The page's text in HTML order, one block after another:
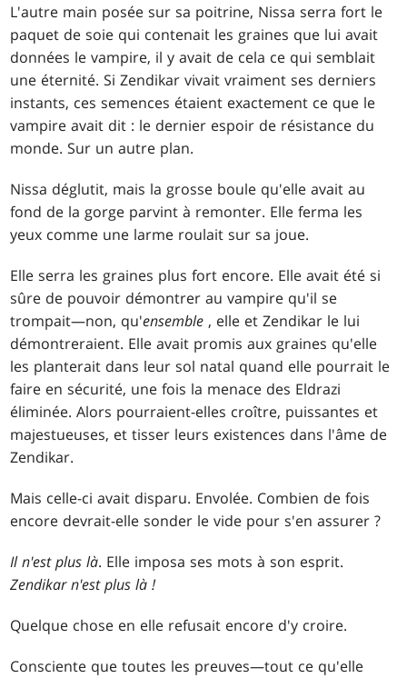
L'autre main posée sur sa poitrine, Nissa serra fort le
paquet de soie qui contenait les graines que lui avait
données le vampire, il y avait de cela ce qui semblait
une éternité. Si Zendikar vivait vraiment ses derniers
instants, ces semences étaient exactement ce que le
vampire avait dit : le dernier espoir de résistance du
monde. Sur un autre plan.
Nissa déglutit, mais la grosse boule qu'elle avait au
fond de la gorge parvint à remonter. Elle ferma les
yeux comme une larme roulait sur sa joue.
Elle serra les graines plus fort encore. Elle avait été si
sûre de pouvoir démontrer au vampire qu'il se
trompait—non, qu'ensemble , elle et Zendikar le lui
démontreraient. Elle avait promis aux graines qu'elle
les planterait dans leur sol natal quand elle pourrait le
faire en sécurité, une fois la menace des Eldrazi
éliminée. Alors pourraient-elles croître, puissantes et
majestueuses, et tisser leurs existences dans l'âme de
Zendikar.
Mais celle-ci avait disparu. Envolée. Combien de fois
encore devrait-elle sonder le vide pour s'en assurer ?
Il n'est plus là. Elle imposa ses mots à son esprit.
Zendikar n'est plus là !
Quelque chose en elle refusait encore d'y croire.
Consciente que toutes les preuves—tout ce qu'elle